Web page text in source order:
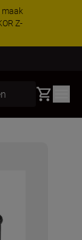
maak
Z-
Basket